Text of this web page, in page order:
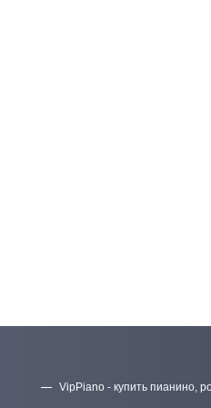
VipPiano - купить пианино,